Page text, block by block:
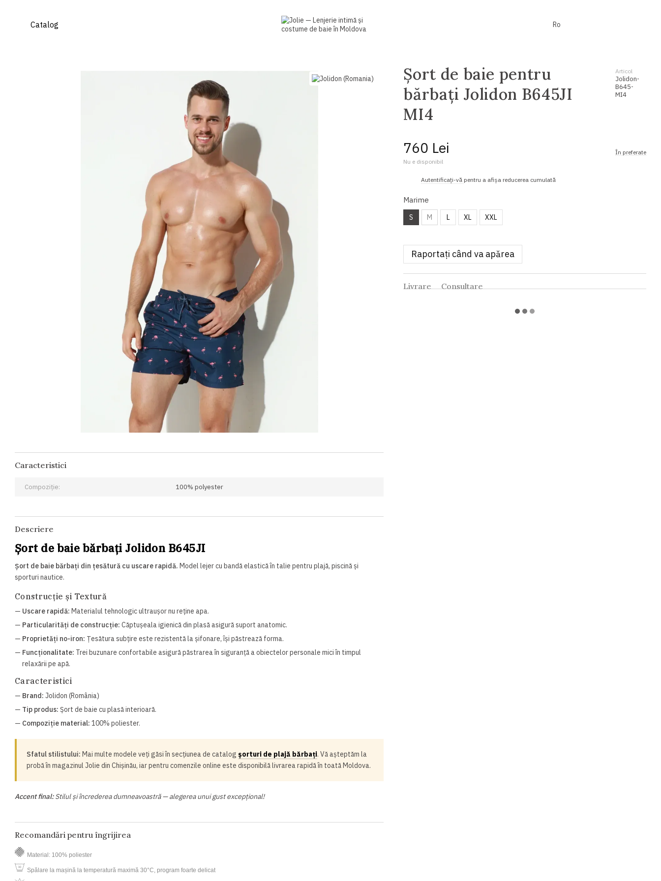
Catalog Ro
Caracteristici
Compoziție: 100% polyester
Descriere
Șort de baie bărbați Jolidon B645JI
Șort de baie bărbați din țesătură cu uscare rapidă. Model lejer cu bandă elastică în talie pentru plajă, piscină și
sporturi nautice.
Construcție și Textură
— Uscare rapidă: Materialul tehnologic ultraușor nu reține apa.
— Particularități de construcție: Căptușeala igienică din plasă asigură suport anatomic.
— Proprietăți no-iron: Țesătura subțire este rezistentă la șifonare, își păstrează forma.
— Funcționalitate: Trei buzunare confortabile asigură păstrarea în siguranță a obiectelor personale mici în timpul
relaxării pe apă.
Caracteristici
— Brand: Jolidon (România)
— Tip produs: Șort de baie cu plasă interioară.
— Compoziție material: 100% poliester.
Sfatul stilistului: Mai multe modele veți găsi în secțiunea de catalog șorturi de plajă bărbați. Vă așteptăm la
probă în magazinul Jolie din Chișinău, iar pentru comenzile online este disponibilă livrarea rapidă în toată Moldova.
Accent final:Stilul și încrederea dumneavoastră — alegerea unui gust excepțional!
Recomandări pentru îngrijirea
Material: 100% poliester
Spălare la mașină la temperatură maximă 30°C, program foarte delicat
Șort de baie pentru
bărbați Jolidon B645JI
MI4
Articol
Jolidon-
B645-
MI4
760 Lei
Nu e disponibil
În preferate
Autentificați-vă pentru a afișa reducerea cumulată
Marime
S M L XL XXL
Raportați când va apărea
Livrare Consultare